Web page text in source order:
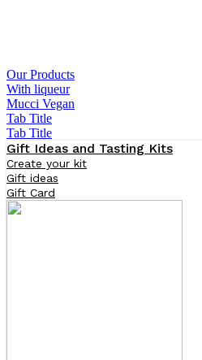
Our Products
With liqueur
Mucci Vegan
Tab Title
Tab Title
Gift Ideas and Tasting Kits
Create your kit
Gift ideas
Gift Card